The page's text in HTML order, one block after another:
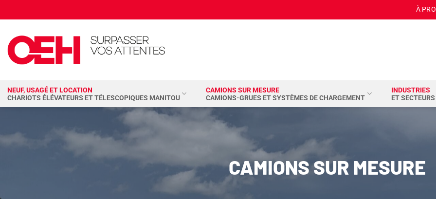
au
contenu
À
NEUF, USAGÉ ET LOCATION
CHARIOTS ÉLÉVATEURS ET TÉLESCOPIQUES MANITOU
CAMIONS SUR MESURE
CAMIONS-GRUES ET SYSTÈMES DE CHARGEMENT
INDUSTRIES
ET SECTEURS
CAMIONS SUR MESURE